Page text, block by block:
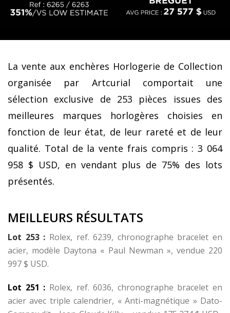
La vente aux enchères Horlogerie de Collection
organisée par Artcurial comportait une
sélection exclusive de 253 pièces issues des
meilleures marques horlogères choisies en
fonction de leur état, de leur rareté et de leur
qualité. Total de la vente frais compris : 3 064
958 $ USD, en vendant plus de 75% des lots
présentés.
MEILLEURS RÉSULTATS
Lot 253 : Rolex, ref. 6239, chronographe bracelet en
acier, modèle Daytona « Paul Newman », vendue 220
997 $ USD.
Lot 251 : Rolex, ref. 6036, chronographe bracelet en
acier avec triple calendrier, « Anti-magnétique » Dato-